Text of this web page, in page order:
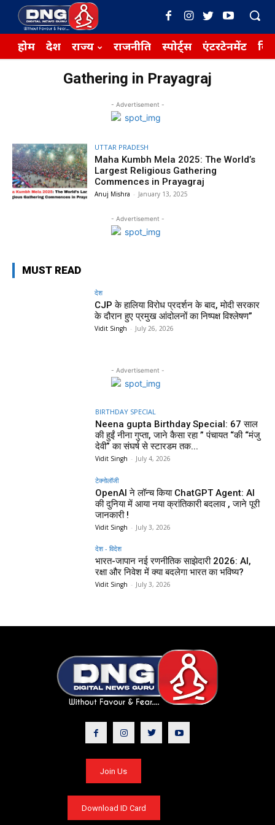
होम देश राज्य राजनीति स्पोर्ट्स एंटरटेनमेंट
Gathering in Prayagraj
- Advertisement -
UTTAR PRADESH
Maha Kumbh Mela 2025: The World’s
Largest Religious Gathering
Commences in Prayagraj
Anuj Mishra - January 13, 2025
- Advertisement -
MUST READ
देश
CJP के हालिया विरोध प्रदर्शन के बाद, मोदी सरकार
के दौरान हुए प्रमुख आंदोलनों का निष्पक्ष विश्लेषण”
Vidit Singh - July 26, 2026
- Advertisement -
BIRTHDAY SPECIAL
Neena gupta Birthday Special: 67 साल
की हुईं नीना गुप्ता, जाने कैसा रहा ” पंचायत “की “मंजु
देवी” का संघर्ष से स्टारडम तक...
Vidit Singh - July 4, 2026
टेक्नोलॉजी
OpenAI ने लॉन्च किया ChatGPT Agent: AI
की दुनिया में आया नया क्रांतिकारी बदलाव , जाने पूरी
जानकारी !
Vidit Singh - July 3, 2026
देश - विदेश
भारत-जापान नई रणनीतिक साझेदारी 2026: AI,
रक्षा और निवेश में क्या बदलेगा भारत का भविष्य?
Vidit Singh - July 3, 2026
Join Us
Download ID Card